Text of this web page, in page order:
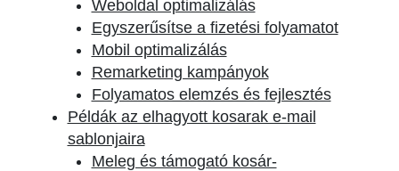
Weboldal optimalizálás
Egyszerűsítse a fizetési folyamatot
Mobil optimalizálás
Remarketing kampányok
Folyamatos elemzés és fejlesztés
Példák az elhagyott kosarak e-mail
sablonjaira
Meleg és támogató kosár-